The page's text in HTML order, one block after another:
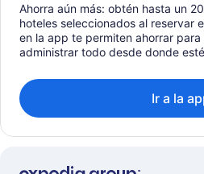
Ahorra aún más: obtén hasta un
hoteles seleccionados al reservar
en la app te permiten ahorrar
administrar todo desde donde
Ir a la